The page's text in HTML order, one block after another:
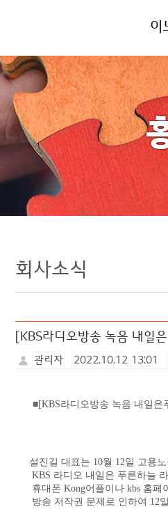
이
회사소식
[KBS라디오방송 녹음 내
관리자 2022.10.12 13:01
■[KBS라디오방송 녹음 내일은
설진길 대표는 10월 12일 고용
KBS 라디오 내일은 푸른하늘
휴대폰 Kong어플이나 kbs 홈페
방송 저작권 문제로 인하여 12